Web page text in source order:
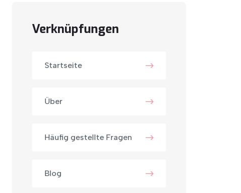
Verknüpfungen
Startseite
Über
Häufig gestellte Fragen
Blog